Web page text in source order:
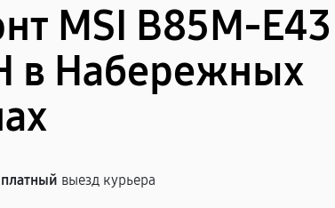
MSI B85M-E43
в Набережных
выезд курьера